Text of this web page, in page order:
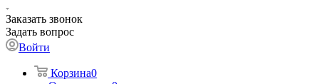
Заказать звонок
Задать вопрос
Войти
Корзина0